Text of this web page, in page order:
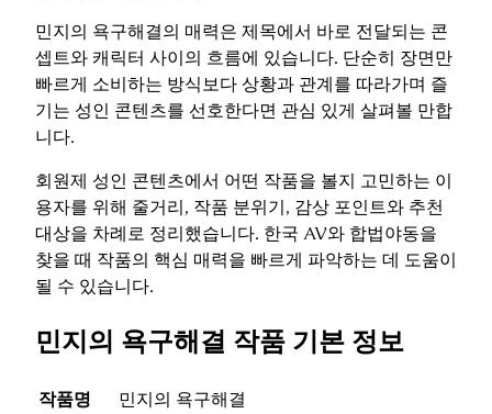
민지의 욕구해결의 매력은 제목에서 바로 전달되는 콘
셉트와 캐릭터 사이의 흐름에 있습니다. 단순히 장면만
빠르게 소비하는 방식보다 상황과 관계를 따라가며 즐
기는 성인 콘텐츠를 선호한다면 관심 있게 살펴볼 만합
니다.
회원제 성인 콘텐츠에서 어떤 작품을 볼지 고민하는 이
용자를 위해 줄거리, 작품 분위기, 감상 포인트와 추천
대상을 차례로 정리했습니다. 한국 AV와 합법야동을
찾을 때 작품의 핵심 매력을 빠르게 파악하는 데 도움이
될 수 있습니다.
민지의 욕구해결 작품 기본 정보
작품명
민지의 욕구해결